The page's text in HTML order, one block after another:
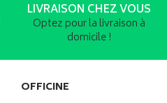
LIVRAISON CHEZ VOUS
Optez pour la livraison à
domicile !
OFFICINE